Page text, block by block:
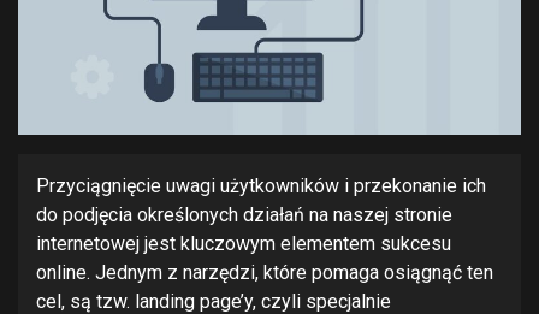
Przyciągnięcie uwagi użytkowników i przekonanie ich
do podjęcia określonych działań na naszej stronie
internetowej jest kluczowym elementem sukcesu
online. Jednym z narzędzi, które pomaga osiągnąć ten
cel, są tzw. landing page’y, czyli specjalnie